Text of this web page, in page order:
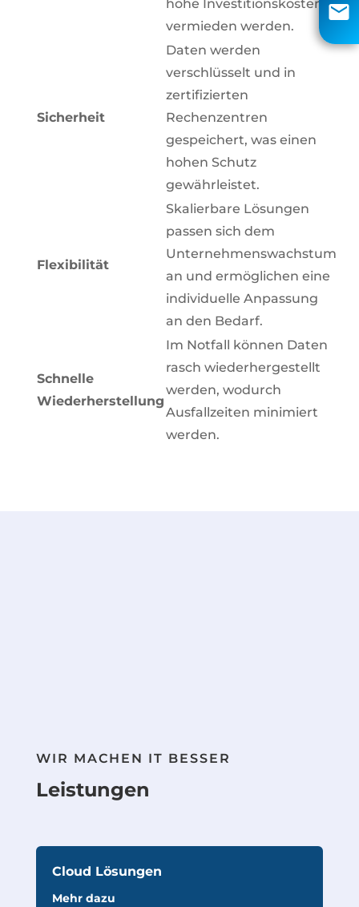
hohe Investitionskosten
vermieden werden.
Sicherheit
Daten werden
verschlüsselt und in
zertifizierten
Rechenzentren
gespeichert, was einen
hohen Schutz
gewährleistet.
Flexibilität
Skalierbare Lösungen
passen sich dem
Unternehmenswachstum
an und ermöglichen eine
individuelle Anpassung
an den Bedarf.
Schnelle
Wiederherstellung
Im Notfall können Daten
rasch wiederhergestellt
werden, wodurch
Ausfallzeiten minimiert
werden.
WIR MACHEN IT BESSER
Leistungen
Cloud Lösungen
Mehr dazu
Rückruf